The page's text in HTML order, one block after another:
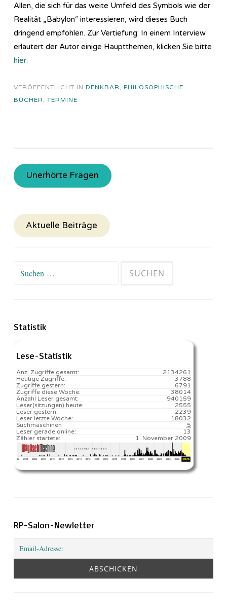
Allen, die sich für das weite Umfeld des Symbols wie der
Realität „Babylon“ interessieren, wird dieses Buch
dringend empfohlen. Zur Vertiefung: In einem Interview
erläutert der Autor einige Hauptthemen, klicken Sie bitte
hier.
VERÖFFENTLICHT IN DENKBAR, PHILOSOPHISCHE
BÜCHER, TERMINE
Unerhörte Fragen
Aktuelle Beiträge
Suchen
Statistik
Lese-Statistik
2134261
Anz. Zugriffe gesamt:
3788
Heutige Zugriffe:
6791
Zugriffe gestern:
38014
Zugriffe diese Woche:
940159
Anzahl Leser gesamt:
2555️
Leser(sitzungen) heute:
2239
Leser gestern:
18032️
Leser letzte Woche:
5
Suchmaschinen
13
Leser gerade online:
1. November 2009
Zähler startete:
RP-Salon-Newletter